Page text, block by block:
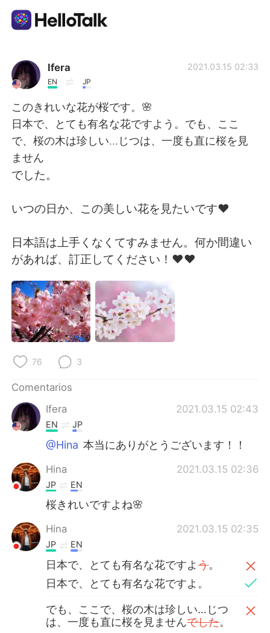
Aplicación de intercambio de idiomas
AI Grammar Checker
Español
English
繁體中文 العربية
Français Deutsch
Русский ไทย
Indonesia Italiano
Türkçe
Português
Ifera
EN JP
2021.03.15 02:33
このきれいな花が桜です。🌸
日本で、とても有名な花ですよう。でも、ここ
で、桜の木は珍しい…じつは、一度も直に桜を見
ません
でした。
いつの日か、この美しい花を見たいです❤️
日本語は上手くなくてすみません。何か間違い
があれば、訂正してください！❤️❤️
76 3
Comentarios
Ifera
2021.03.15 02:43
EN JP
@Hina 本当にありがとうございます！！
Hina 2021.03.15 02:36
JP EN
桜きれいですよね🌸
Hina 2021.03.15 02:35
JP EN
日本で、とても有名な花ですよう。
日本で、とても有名な花ですよ。
でも、ここで、桜の木は珍しい…じつ
は、一度も直に桜を見ませんでした。